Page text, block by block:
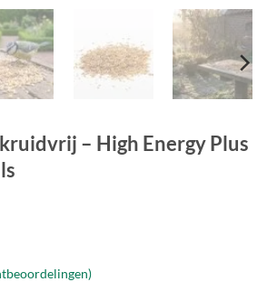
– High Energy Plus